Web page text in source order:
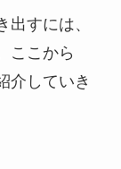
すには、
ここから
介していき